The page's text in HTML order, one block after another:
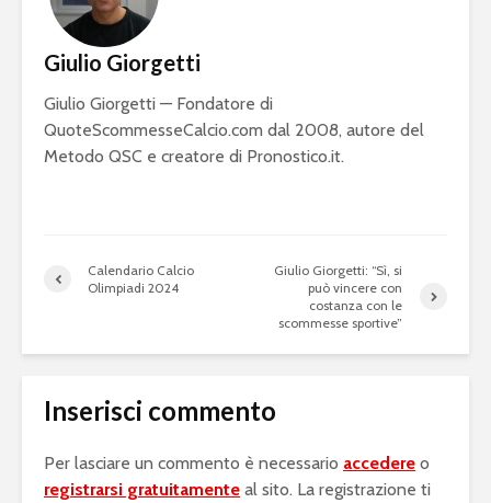
Giulio Giorgetti
Giulio Giorgetti — Fondatore di
QuoteScommesseCalcio.com dal 2008, autore del
Metodo QSC e creatore di Pronostico.it.
Calendario Calcio
Olimpiadi 2024
Giulio Giorgetti: “Sì, si
può vincere con
costanza con le
scommesse sportive”
Inserisci commento
Per lasciare un commento è necessario accedere o
registrarsi gratuitamente al sito. La registrazione ti